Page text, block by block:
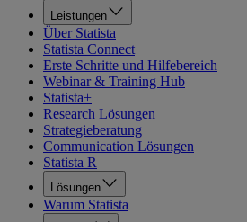
Leistungen
Über Statista
Statista Connect
Erste Schritte und Hilfebereich
Webinar & Training Hub
Statista+
Research Lösungen
Strategieberatung
Communication Lösungen
Statista R
Lösungen
Warum Statista